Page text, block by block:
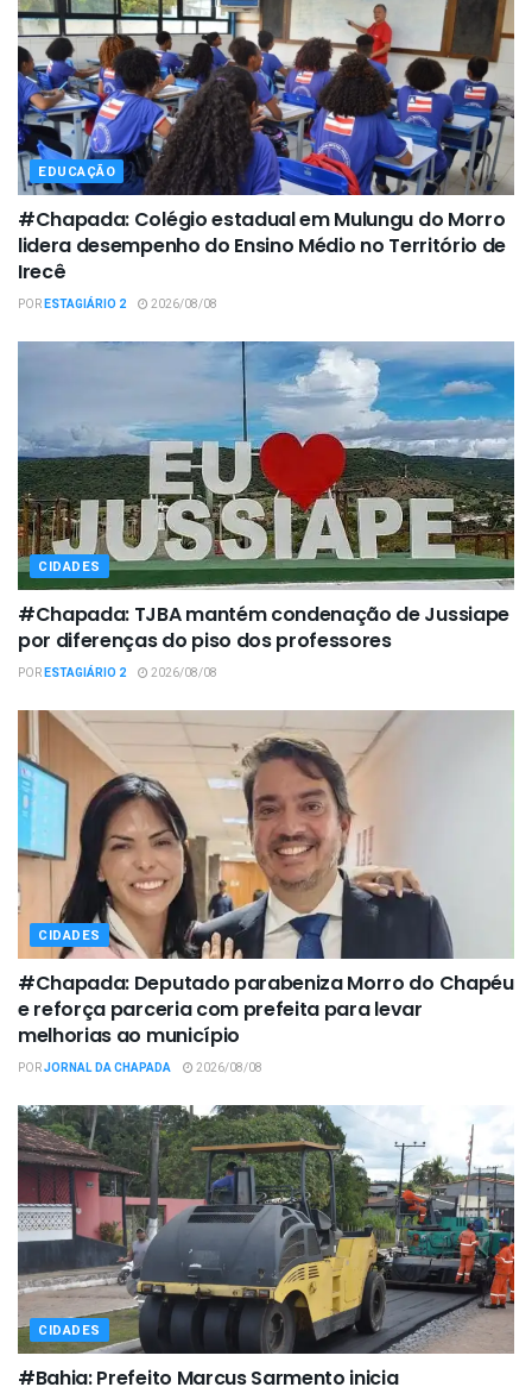
EDUCAÇÃO
#Chapada: Colégio estadual em Mulungu do Morro
lidera desempenho do Ensino Médio no Território de
Irecê
PORESTAGIÁRIO 2 2026/08/08
CIDADES
#Chapada: TJBA mantém condenação de Jussiape
por diferenças do piso dos professores
PORESTAGIÁRIO 2 2026/08/08
CIDADES
#Chapada: Deputado parabeniza Morro do Chapéu
e reforça parceria com prefeita para levar
melhorias ao município
PORJORNAL DA CHAPADA 2026/08/08
CIDADES
#Bahia: Prefeito Marcus Sarmento inicia